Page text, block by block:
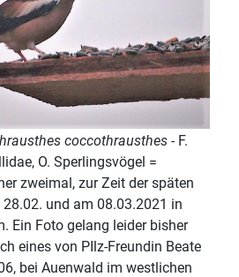
coccothrausthes - F.
O. Sperlingsvögel =
zweimal, zur Zeit der späten
und am 08.03.2021 in
Ein Foto gelang leider bisher
eines von PIlz-Freundin Beate
bei Auenwald im westlichen